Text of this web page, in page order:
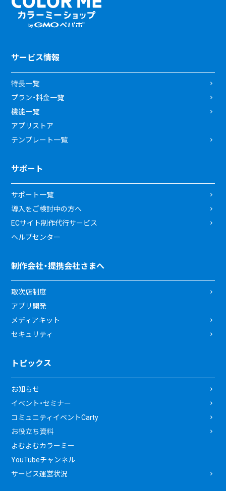
サービス情報
特長一覧
プラン・料金一覧
機能一覧
アプリストア
テンプレート一覧
サポート
サポート一覧
導入をご検討中の方へ
ECサイト制作代行サービス
ヘルプセンター
制作会社・提携会社さまへ
取次店制度
アプリ開発
メディアキット
セキュリティ
トピックス
お知らせ
イベント・セミナー
コミュニティイベントCarty
お役立ち資料
よむよむカラーミー
YouTubeチャンネル
サービス運営状況